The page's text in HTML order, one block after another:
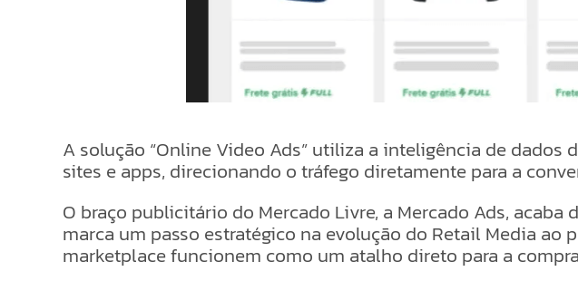
A solução “Online Video Ads” utiliza a inteligência de
sites e apps, direcionando o tráfego diretamente para a
O braço publicitário do Mercado Livre, a Mercado Ads,
marca um passo estratégico na evolução do Retail Media
marketplace funcionem como um atalho direto para a